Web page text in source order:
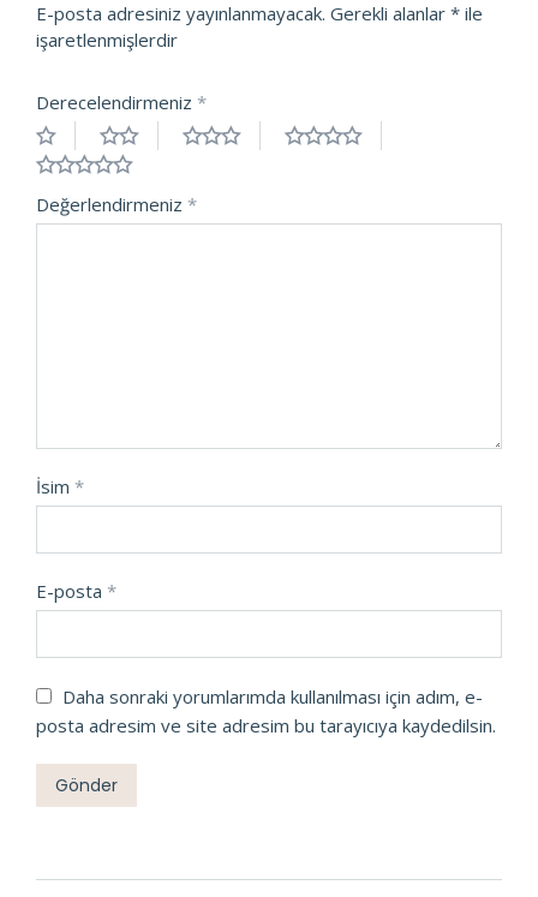
E-posta adresiniz yayınlanmayacak. Gerekli alanlar * ile
işaretlenmişlerdir
Derecelendirmeniz *
Değerlendirmeniz *
İsim *
E-posta *
Daha sonraki yorumlarımda kullanılması için adım, e-
posta adresim ve site adresim bu tarayıcıya kaydedilsin.